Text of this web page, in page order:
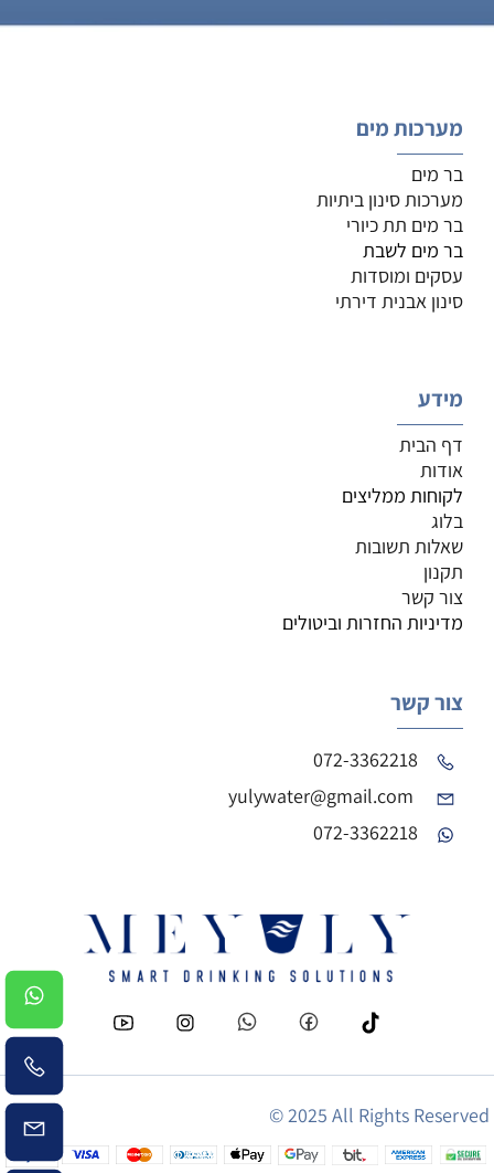
מערכות מים
בר מים
מערכות סינון ביתיות
בר מים תת כיורי
בר מים לשבת
עסקים ומוסדות
סינון אבנית דירתי
מידע
דף הבית
אודות
לקוחות ממליצים
בלוג
שאלות תשובות
תקנון
צור קשר
מדיניות החזרות וביטולים
צור קשר
072-3362218
072-3362218
© 2025 All Rights Reserved